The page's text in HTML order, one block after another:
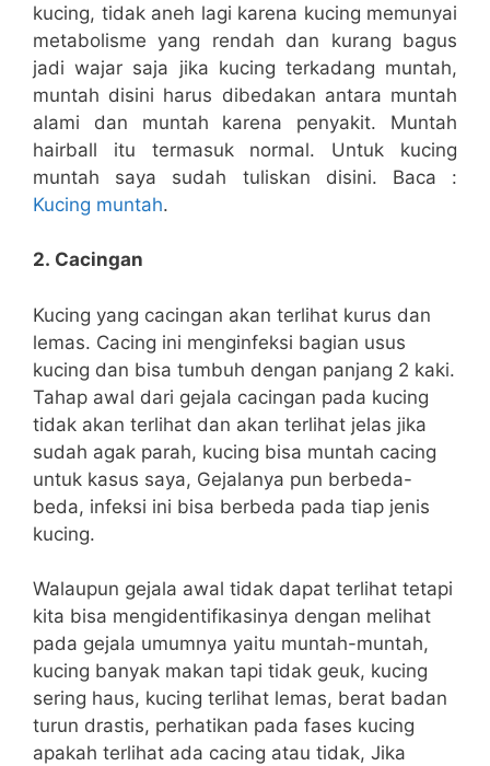
kucing, tidak aneh lagi karena kucing memunyai
metabolisme yang rendah dan kurang bagus
jadi wajar saja jika kucing terkadang muntah,
muntah disini harus dibedakan antara muntah
alami dan muntah karena penyakit. Muntah
hairball itu termasuk normal. Untuk kucing
muntah saya sudah tuliskan disini. Baca :
Kucing muntah.
2. Cacingan
Kucing yang cacingan akan terlihat kurus dan
lemas. Cacing ini menginfeksi bagian usus
kucing dan bisa tumbuh dengan panjang 2 kaki.
Tahap awal dari gejala cacingan pada kucing
tidak akan terlihat dan akan terlihat jelas jika
sudah agak parah, kucing bisa muntah cacing
untuk kasus saya, Gejalanya pun berbeda-
beda, infeksi ini bisa berbeda pada tiap jenis
kucing.
Walaupun gejala awal tidak dapat terlihat tetapi
kita bisa mengidentifikasinya dengan melihat
pada gejala umumnya yaitu muntah-muntah,
kucing banyak makan tapi tidak geuk, kucing
sering haus, kucing terlihat lemas, berat badan
turun drastis, perhatikan pada fases kucing
apakah terlihat ada cacing atau tidak, Jika